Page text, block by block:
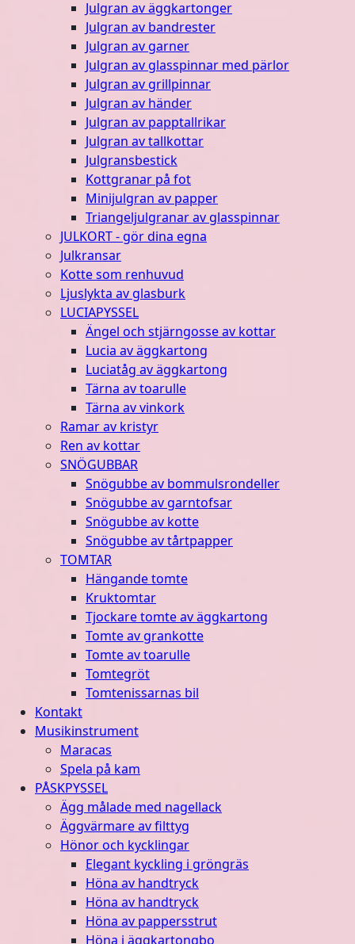
Julgran av äggkartonger
Julgran av bandrester
Julgran av garner
Julgran av glasspinnar med pärlor
Julgran av grillpinnar
Julgran av händer
Julgran av papptallrikar
Julgran av tallkottar
Julgransbestick
Kottgranar på fot
Minijulgran av papper
Triangeljulgranar av glasspinnar
JULKORT - gör dina egna
Julkransar
Kotte som renhuvud
Ljuslykta av glasburk
LUCIAPYSSEL
Ängel och stjärngosse av kottar
Lucia av äggkartong
Luciatåg av äggkartong
Tärna av toarulle
Tärna av vinkork
Ramar av kristyr
Ren av kottar
SNÖGUBBAR
Snögubbe av bommulsrondeller
Snögubbe av garntofsar
Snögubbe av kotte
Snögubbe av tårtpapper
TOMTAR
Hängande tomte
Kruktomtar
Tjockare tomte av äggkartong
Tomte av grankotte
Tomte av toarulle
Tomtegröt
Tomtenissarnas bil
Kontakt
Musikinstrument
Maracas
Spela på kam
PÅSKPYSSEL
Ägg målade med nagellack
Äggvärmare av filttyg
Hönor och kycklingar
Elegant kyckling i gröngräs
Höna av handtryck
Höna av handtryck
Höna av pappersstrut
Höna i äggkartongbo